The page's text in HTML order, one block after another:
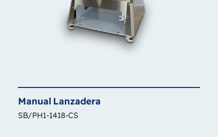
Manual Lanzadera
SB/PH1-1418-CS